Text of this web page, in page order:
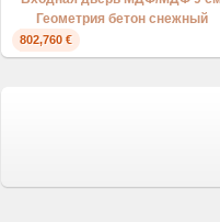
Геометрия бетон снежный
802,760 €